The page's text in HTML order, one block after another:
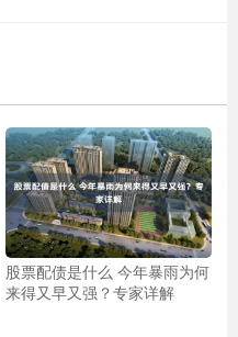
股票配债是什么 今年暴雨为何
来得又早又强？专家详解